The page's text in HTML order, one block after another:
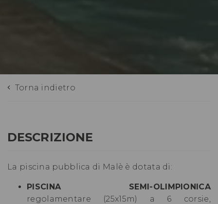
Torna indietro
DESCRIZIONE
La piscina pubblica di Malè è dotata di:
PISCINA SEMI-OLIMPIONICA
regolamentare (25x15m) a 6 corsie,